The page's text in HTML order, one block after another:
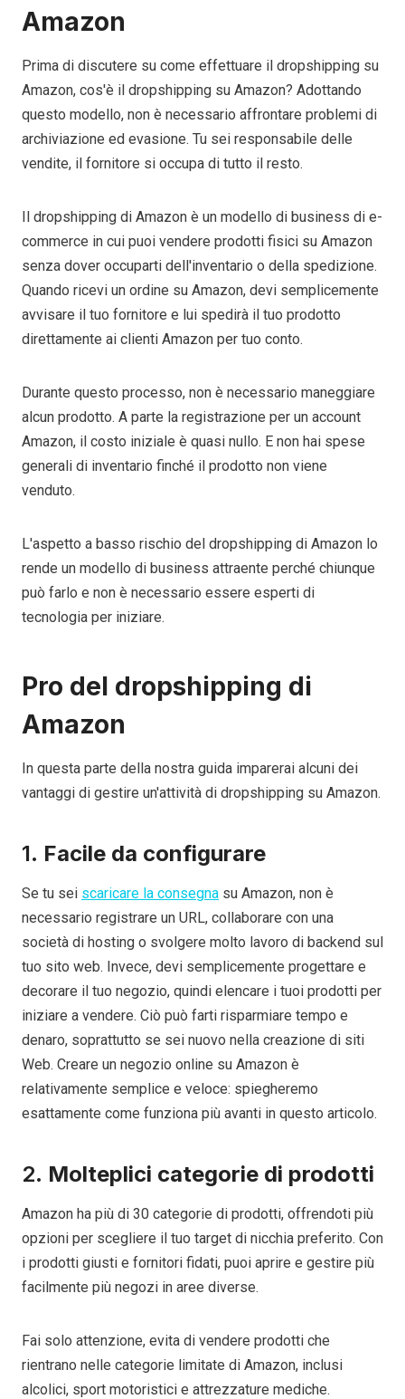
Amazon
Prima di discutere su come effettuare il dropshipping su
Amazon, cos'è il dropshipping su Amazon? Adottando
questo modello, non è necessario affrontare problemi di
archiviazione ed evasione. Tu sei responsabile delle
vendite, il fornitore si occupa di tutto il resto.
Il dropshipping di Amazon è un modello di business di e-
commerce in cui puoi vendere prodotti fisici su Amazon
senza dover occuparti dell'inventario o della spedizione.
Quando ricevi un ordine su Amazon, devi semplicemente
avvisare il tuo fornitore e lui spedirà il tuo prodotto
direttamente ai clienti Amazon per tuo conto.
Durante questo processo, non è necessario maneggiare
alcun prodotto. A parte la registrazione per un account
Amazon, il costo iniziale è quasi nullo. E non hai spese
generali di inventario finché il prodotto non viene
venduto.
L'aspetto a basso rischio del dropshipping di Amazon lo
rende un modello di business attraente perché chiunque
può farlo e non è necessario essere esperti di
tecnologia per iniziare.
Pro del dropshipping di
Amazon
In questa parte della nostra guida imparerai alcuni dei
vantaggi di gestire un'attività di dropshipping su Amazon.
1. Facile da configurare
Se tu sei scaricare la consegna su Amazon, non è
necessario registrare un URL, collaborare con una
società di hosting o svolgere molto lavoro di backend sul
tuo sito web. Invece, devi semplicemente progettare e
decorare il tuo negozio, quindi elencare i tuoi prodotti per
iniziare a vendere. Ciò può farti risparmiare tempo e
denaro, soprattutto se sei nuovo nella creazione di siti
Web. Creare un negozio online su Amazon è
relativamente semplice e veloce: spiegheremo
esattamente come funziona più avanti in questo articolo.
2. Molteplici categorie di prodotti
Amazon ha più di 30 categorie di prodotti, offrendoti più
opzioni per scegliere il tuo target di nicchia preferito. Con
i prodotti giusti e fornitori fidati, puoi aprire e gestire più
facilmente più negozi in aree diverse.
Fai solo attenzione, evita di vendere prodotti che
rientrano nelle categorie limitate di Amazon, inclusi
alcolici, sport motoristici e attrezzature mediche.